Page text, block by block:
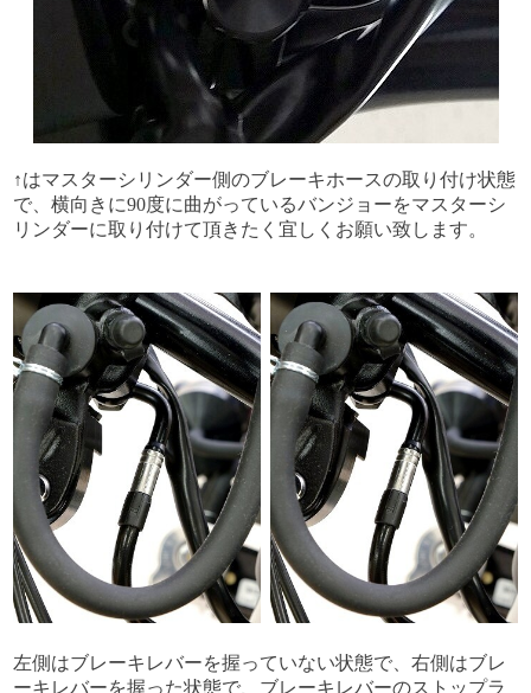
↑はマスターシリンダー側のブレーキホースの取り付け状態
で、横向きに90度に曲がっているバンジョーをマスターシ
リンダーに取り付けて頂きたく宜しくお願い致します。
左側はブレーキレバーを握っていない状態で、右側はブレ
ーキレバーを握った状態で、ブレーキレバーのストップラ